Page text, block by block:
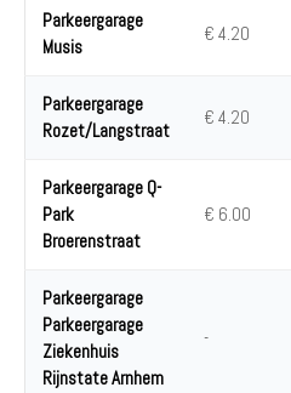
Parkeergarage
Musis
€ 4.20
Parkeergarage
Rozet/Langstraat
€ 4.20
Parkeergarage Q-
Park
Broerenstraat
€ 6.00
Parkeergarage
Parkeergarage
Ziekenhuis
Rijnstate Arnhem
-